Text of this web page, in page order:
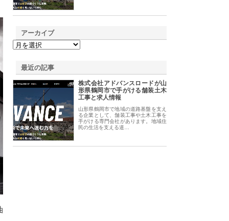
アーカイブ
最近の記事
株式会社アドバンスロードが山
形県鶴岡市で手がける舗装土木
工事と求人情報
山形県鶴岡市で地域の道路基盤を支え
る企業として、舗装工事や土木工事を
手がける専門会社があります。地域住
民の生活を支える道…